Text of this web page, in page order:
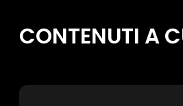
CONTENUTI A